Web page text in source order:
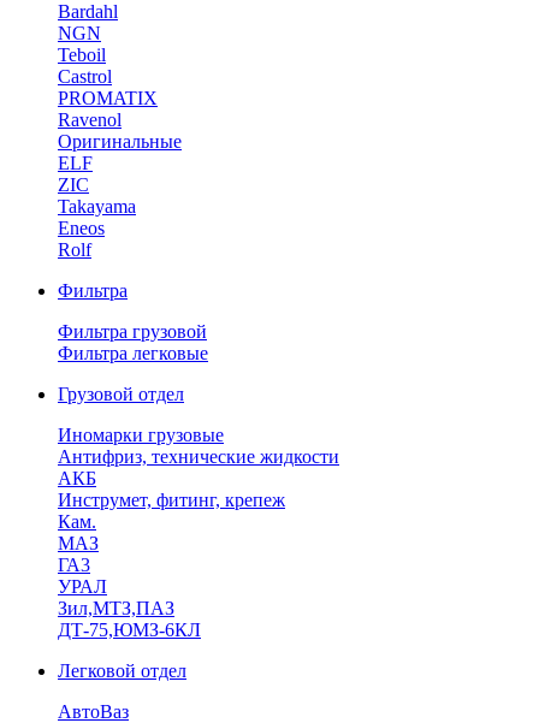
Bardahl
NGN
Teboil
Castrol
PROMATIX
Ravenol
Оригинальные
ELF
ZIC
Takayama
Eneos
Rolf
Фильтра
Фильтра грузовой
Фильтра легковые
Грузовой отдел
Иномарки грузовые
Антифриз, технические жидкости
АКБ
Инструмет, фитинг, крепеж
Кам.
МАЗ
ГА3
УРАЛ
Зил,МТЗ,ПАЗ
ДТ-75,ЮМЗ-6КЛ
Легковой отдел
АвтоВаз